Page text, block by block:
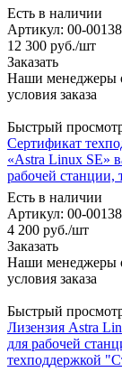
Есть в наличии
Артикул: 00-
12 300 руб./шт
Заказать
Наши менеджеры
условия заказа
Быстрый
Сертификат
«Astra Linux SE»
рабочей станции,
Есть в наличии
Артикул: 00-
4 200 руб./шт
Заказать
Наши менеджеры
условия заказа
Быстрый
Лизензия Astra
для рабочей
техподдержкой